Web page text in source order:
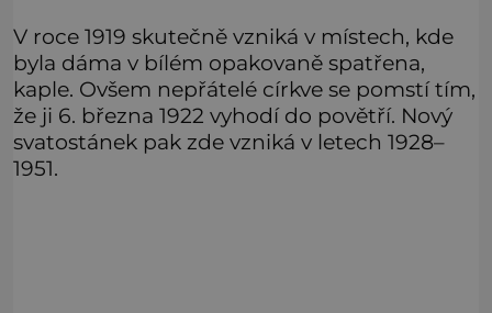
V roce 1919 skutečně vzniká v místech, kde
byla dáma v bílém opakovaně spatřena,
kaple. Ovšem nepřátelé církve se pomstí tím,
že ji 6. března 1922 vyhodí do povětří. Nový
svatostánek pak zde vzniká v letech 1928–
1951.